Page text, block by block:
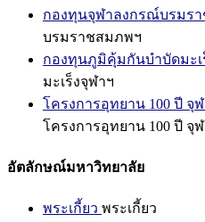
กองทุนจุฬาลงกรณ์บรมร
บรมราชสมภพฯ
กองทุนภูมิคุ้มกันบำบัดมะเ
มะเร็งจุฬาฯ
โครงการอุทยาน 100 ปี
โครงการอุทยาน 100 ปี
อัตลักษณ์มหาวิทยาลัย
พระเกี้ยว พระเกี้ยว